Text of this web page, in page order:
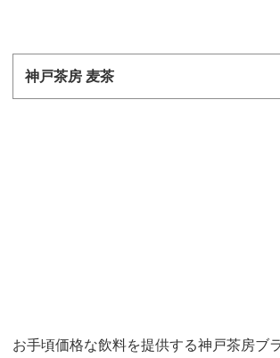
神戸茶房 麦茶
お手頃価格な飲料を提供する神戸茶房ブ